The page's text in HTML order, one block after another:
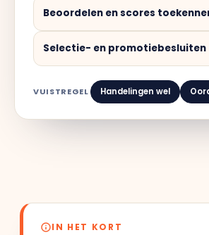
Beoordelen en scores
Selectie- en promotiebesluiten
VUISTREGEL Handelingen wel
IN HET KORT